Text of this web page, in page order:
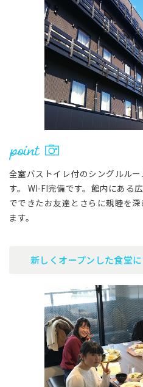
全室バストイレ付のシングルル
す。 WI-FI完備です。館内にある
でできたお友達とさらに親睦を
ます。
新しくオープンした食堂